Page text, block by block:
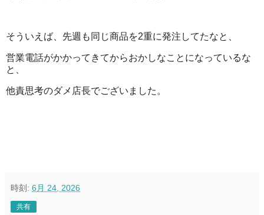
そういえば、先週も同じ商品を2重に発注してたなと、
営業電話がかかってきてからおかしなことになっているな
と、
他責思考のダメ店長でございました。
時刻: 6月 24, 2026
共有